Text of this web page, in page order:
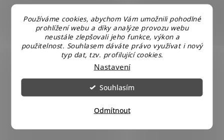
Používáme cookies, abychom Vám umožnili pohodlné
prohlížení webu a díky analýze provozu webu
neustále zlepšovali jeho funkce, výkon a
použitelnost. Souhlasem dáváte právo využívat i nový
typ dat, tzv. profilující cookies.
Nastavení
Odmítnout
Souhlasím